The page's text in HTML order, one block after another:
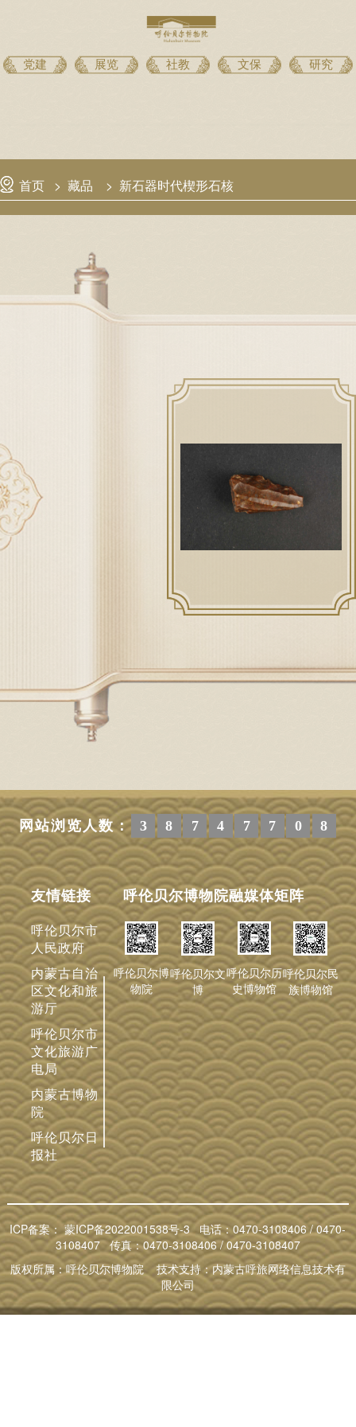
党建 展览 社教 文保 研究
首页 > 藏品 > 新石器时代楔形石核
网站浏览人数： 3 8 7 4 7 7 0 8
友情链接
呼伦贝尔市
人民政府
内蒙古自治
区文化和旅
游厅
呼伦贝尔市
文化旅游广
电局
内蒙古博物
院
呼伦贝尔日
报社
呼伦贝尔博物院融媒体矩阵
呼伦贝尔博
物院
呼伦贝尔文
博
呼伦贝尔历
史博物馆
呼伦贝尔民
族博物馆
ICP备案： 蒙ICP备2022001538号-3电话：0470-3108406 / 0470-
3108407 传真：0470-3108406 / 0470-3108407
版权所属：呼伦贝尔博物院 技术支持：内蒙古呼旅网络信息技术有
限公司